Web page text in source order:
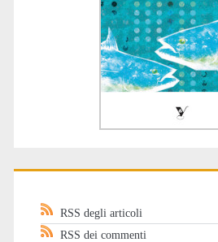
RSS degli articoli
RSS dei commenti